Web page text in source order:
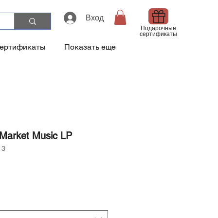
Вход
Подарочные
сертификаты
Показать еще
Music LP